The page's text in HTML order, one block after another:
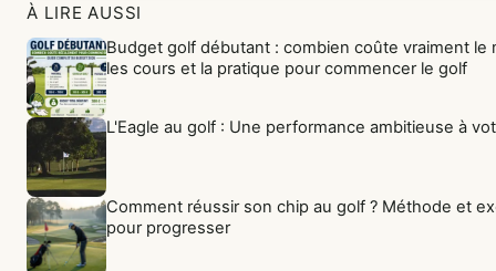
À LIRE AUSSI
Budget golf débutant : combien coûte vraiment le
les cours et la pratique pour commencer le golf
L'Eagle au golf : Une performance ambitieuse à
Comment réussir son chip au golf ? Méthode et
pour progresser